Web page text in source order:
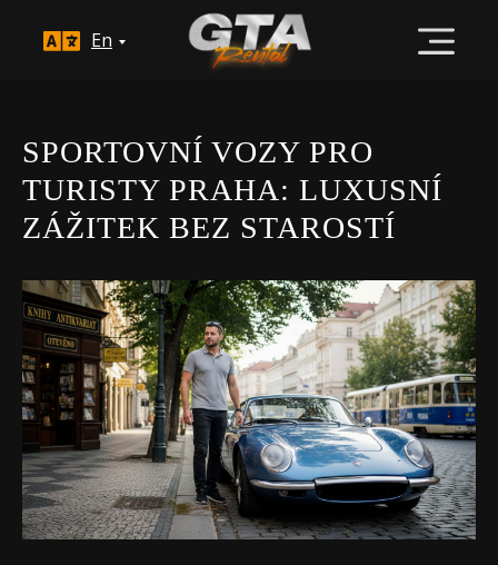
SPORTOVNÍ VOZY PRO
TURISTY PRAHA: LUXUSNÍ
ZÁŽITEK BEZ STAROSTÍ
En